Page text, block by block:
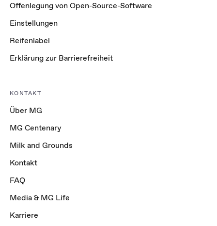
Offenlegung von Open-Source-Software
Einstellungen
Reifenlabel
Erklärung zur Barrierefreiheit
KONTAKT
Über MG
MG Centenary
Milk and Grounds
Kontakt
FAQ
Media & MG Life
Karriere